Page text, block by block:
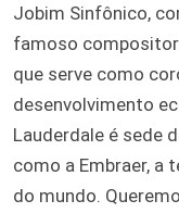
Jobim Sinfônico,
famoso
que serve como
desenvolvimento
Lauderdale é sede
como a Embraer, a
do mundo.